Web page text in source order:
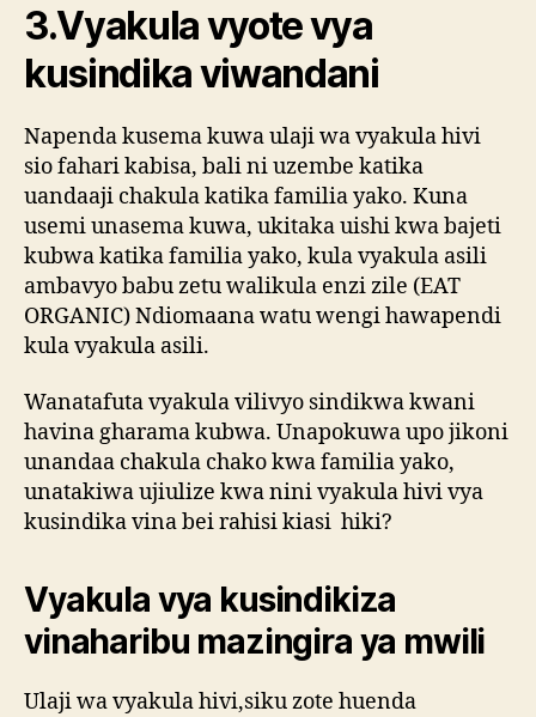
3.Vyakula vyote vya
kusindika viwandani
Napenda kusema kuwa ulaji wa vyakula hivi
sio fahari kabisa, bali ni uzembe katika
uandaaji chakula katika familia yako. Kuna
usemi unasema kuwa, ukitaka uishi kwa bajeti
kubwa katika familia yako, kula vyakula asili
ambavyo babu zetu walikula enzi zile (EAT
ORGANIC) Ndiomaana watu wengi hawapendi
kula vyakula asili.
Wanatafuta vyakula vilivyo sindikwa kwani
havina gharama kubwa. Unapokuwa upo jikoni
unandaa chakula chako kwa familia yako,
unatakiwa ujiulize kwa nini vyakula hivi vya
kusindika vina bei rahisi kiasi hiki?
Vyakula vya kusindikiza
vinaharibu mazingira ya mwili
Ulaji wa vyakula hivi,siku zote huenda